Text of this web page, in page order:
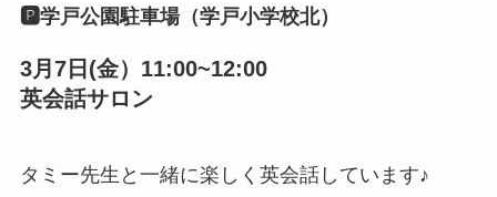
🅿️学戸公園駐車場（学戸小学校北）
3月7日(金）11:00~12:00
英会話サロン
タミー先生と一緒に楽しく英会話しています♪